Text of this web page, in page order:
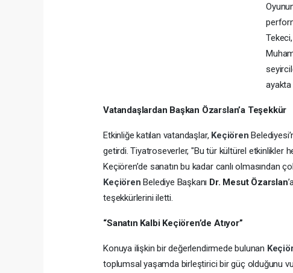
ayakta
Vatandaşlardan Başkan Özarslan’a Teşekkür
Etkinliğe katılan vatandaşlar, Keçiören
getirdi. Tiyatroseverler, "Bu tür kültürel etkinlikler
Keçiören’de sanatın bu kadar canlı olmasından
KeçiörenBelediye Başkanı Dr. Mesut Özarslan
teşekkürlerini iletti.
“Sanatın Kalbi Keçiören’de Atıyor”
Konuya ilişkin bir değerlendirmede bulunan
toplumsal yaşamda birleştirici bir güç olduğunu